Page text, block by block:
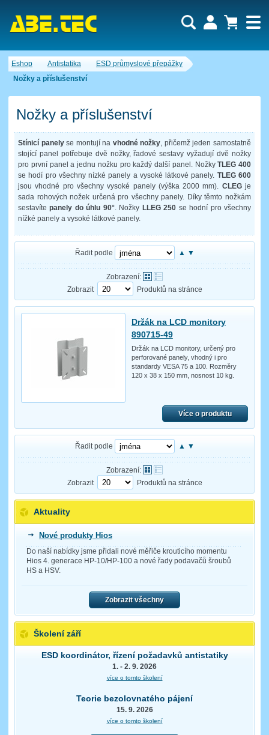
Eshop Antistatika
ESD průmyslové přepážky
Nožky a příslušenství
Nožky a příslušenství
Stínicí panelyse montují na vhodné nožky , přičemž jeden samostatně
stojící panel potřebuje dvě nožky, řadové sestavy vyžadují dvě nožky
pro první panel a jednu nožku pro každý další panel. NožkyTLEG 400
se hodí pro všechny nízké panely a vysoké látkové panely. TLEG 600
jsou vhodné pro všechny vysoké panely (výška 2000 mm). CLEGje
sada rohových nožek určená pro všechny panely. Díky těmto nožkám
sestavítepanely do úhlu 90°. Nožky LLEG 250 se hodní pro všechny
nížké panely a vysoké látkové panely.
Řadit podle ▲ ▼
Zobrazení:
Zobrazit
Produktů na stránce
Držák na LCD monitory
890715-49
Držák na LCD monitory, určený pro
perforované panely, vhodný i pro
standardy VESA 75 a 100. Rozměry
120 x 38 x 150 mm, nosnost 10 kg.
Více o produktu
Řadit podle ▲ ▼
Zobrazení:
Zobrazit
Produktů na stránce
Aktuality
Nové produkty Hios
Do naší nabídky jsme přidali nové měřiče krouticího momentu
Hios 4. generace HP-10/HP-100 a nové řady podavačů šroubů
HS a HSV.
Zobrazit všechny
Školení září
ESD koordinátor, řízení požadavků antistatiky
1. - 2. 9. 2026
více o tomto školení
Teorie bezolovnatého pájení
15. 9. 2026
více o tomto školení
Nákupní košík je momentálně prázdný.
Počet produktů:0
Uživatel:
Zapomenuté heslo Nová registrace